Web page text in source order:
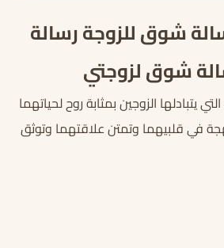
شوق للزوجة رسالة
شوق لزوجتي
يتبادلها الزوجين بمثابة روح لحياتهما
في قلبيهما وتمتن علاقتهما وتوثق